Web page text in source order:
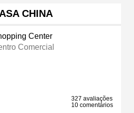
CHINA
Center
Comercial
327 avaliações
10 comentários